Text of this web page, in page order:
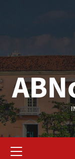
primario